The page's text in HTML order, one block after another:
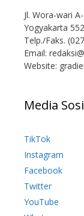
Jl. Wora-wari
Yogyakarta
Telp./Faks.
Email:
Website:
Media
TikTok
Instagram
Facebook
Twitter
YouTube